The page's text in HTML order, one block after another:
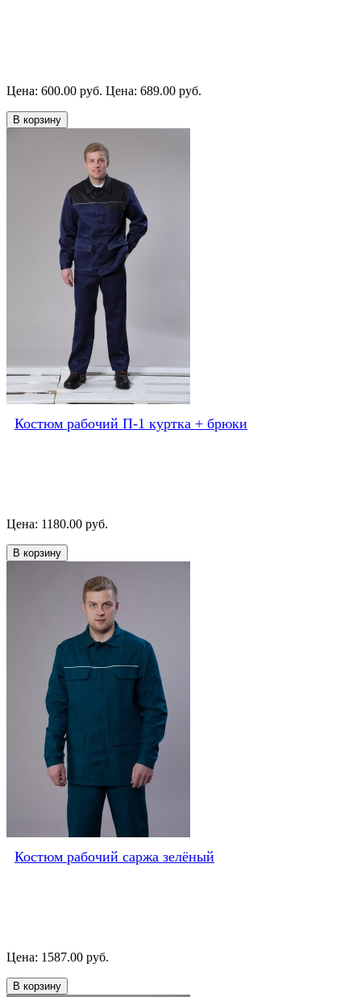
Цена: 600.00 руб. Цена: 689.00 руб.
В корзину
Костюм рабочий П-1 куртка + брюки
Цена: 1180.00 руб.
В корзину
Костюм рабочий саржа зелёный
Цена: 1587.00 руб.
В корзину